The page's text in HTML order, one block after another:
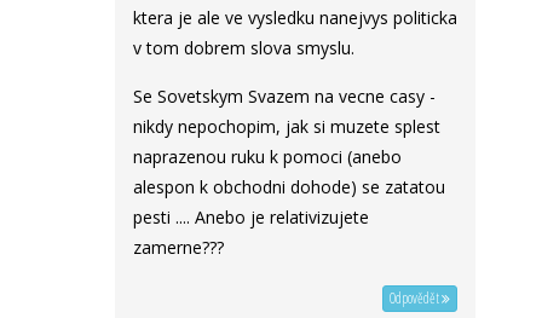
ktera je ale ve vysledku nanejvys politicka
v tom dobrem slova smyslu.
Se Sovetskym Svazem na vecne casy -
nikdy nepochopim, jak si muzete splest
naprazenou ruku k pomoci (anebo
alespon k obchodni dohode) se zatatou
pesti .... Anebo je relativizujete
zamerne???
Odpovědět